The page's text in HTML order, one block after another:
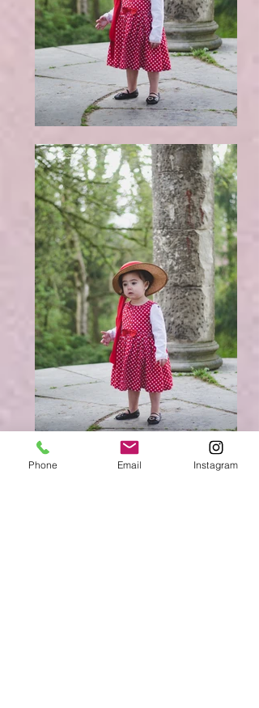
Phone Email Instagram